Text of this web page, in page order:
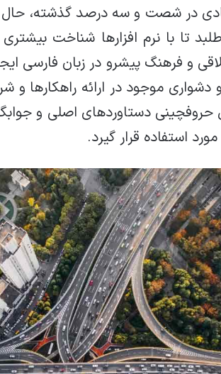
در شصت و سه درصد گذشته، حال
تا با نرم افزارها شناخت بیشتری
و فرهنگ پیشرو در زبان فارسی
موجود در ارائه راهکارها
حروفچینی دستاوردهای اصلی و
استفاده قرار گیرد.